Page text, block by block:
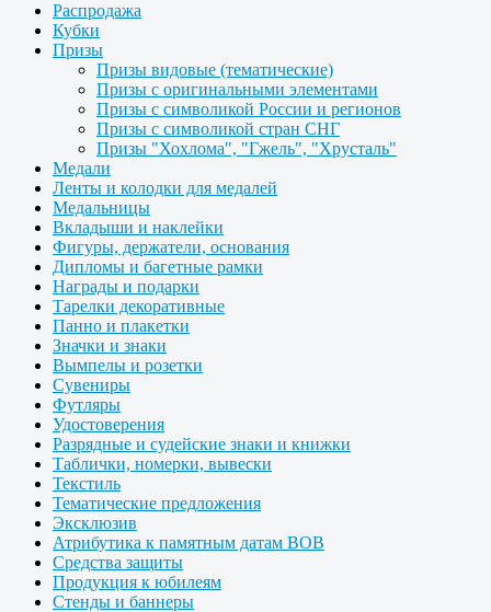
Распродажа
Кубки
Призы
Призы видовые (тематические)
Призы с оригинальными элементами
Призы с символикой России и регионов
Призы с символикой стран СНГ
Призы "Хохлома", "Гжель", "Хрусталь"
Медали
Ленты и колодки для медалей
Медальницы
Вкладыши и наклейки
Фигуры, держатели, основания
Дипломы и багетные рамки
Награды и подарки
Тарелки декоративные
Панно и плакетки
Значки и знаки
Вымпелы и розетки
Сувениры
Футляры
Удостоверения
Разрядные и судейские знаки и книжки
Таблички, номерки, вывески
Текстиль
Тематические предложения
Эксклюзив
Атрибутика к памятным датам ВОВ
Средства защиты
Продукция к юбилеям
Стенды и баннеры